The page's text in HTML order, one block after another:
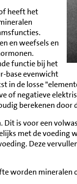
heeft het
en weefsels en
functie bij het
base evenwicht
in de losse
of negatieve
berekenen
is voor een
met de
Deze
worden mineralen